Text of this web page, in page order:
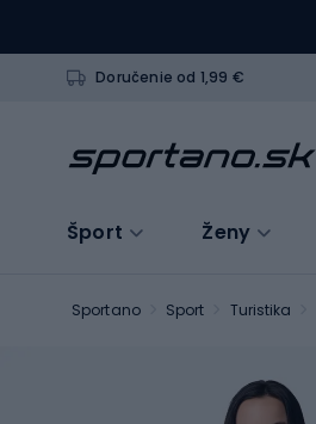
Doručenie od 1,99 €
Šport Ženy
Sportano Sport Turistika